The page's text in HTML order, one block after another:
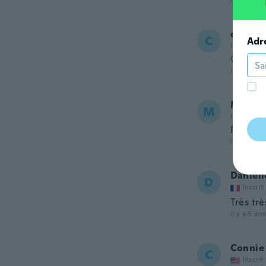
C claudia
Inscrit
🥴
il y a 5 ans
M Monir
Inscrit
il y a 5 ans
D Inscrit
Très
il y a 5 ans
C Connie
Inscrit